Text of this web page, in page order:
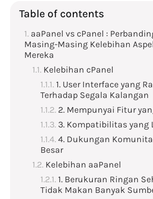
Table of contents
aaPanel vs cPanel :
Masing-Masing Kelebihan
Mereka
Kelebihan cPanel
1. User Interface yang
Terhadap Segala Kalangan
2. Mempunyai Fitur
3. Kompatibilitas yang
4. Dukungan
Besar
Kelebihan aaPanel
1. Berukuran Ringan
Tidak Makan Banyak